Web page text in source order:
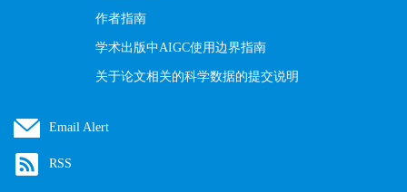
作者指南
学术出版中AIGC使用边界指南
关于论文相关的科学数据的提交说明
Email Alert
RSS